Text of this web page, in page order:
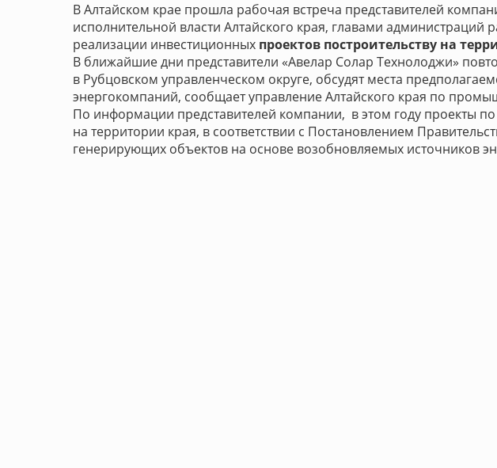
В Алтайском крае прошла рабочая встреча представителей
исполнительной власти Алтайского края, главами
реализации инвестиционных проектов построительству на
В ближайшие дни представители «Авелар Солар Технолоджи»
в Рубцовском управленческом округе, обсудят места
энергокомпаний, сообщает управление Алтайского края по
По информации представителей компании, в этом году проекты
на территории края, в соответствии с Постановлением
генерирующих объектов на основе возобновляемых источников